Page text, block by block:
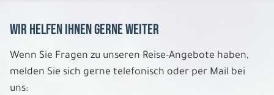
5 Tage
Fr. 08.01. - Di. 12.01.2027
Wir helfen Ihnen gerne weiter
Wenn Sie Fragen zu unseren Reise-Angebote haben,
melden Sie sich gerne telefonisch oder per Mail bei
uns: